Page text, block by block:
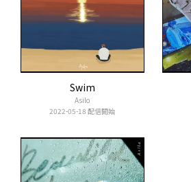
Swim
Asilo
2022-05-18 配信開始